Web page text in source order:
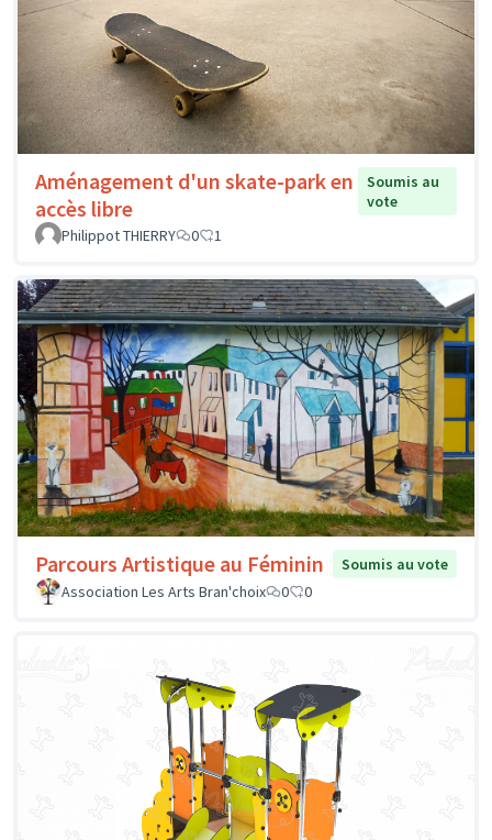
Aménagement d'un skate-park en
accès libre
Soumis au
vote
Philippot THIERRY
0 1
Parcours Artistique au Féminin
Soumis au vote
Association Les Arts Bran'choix
0 0